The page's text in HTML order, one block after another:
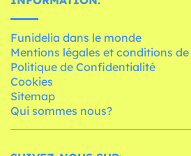
Funidelia dans le monde
Mentions légales et conditions de
Politique de Confidentialité
Cookies
Sitemap
Qui sommes nous?